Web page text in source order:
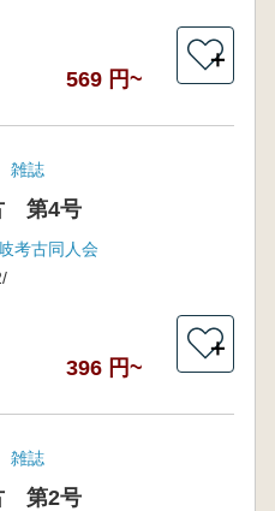
569 円~
＋
雑誌
第4号
考古同人会
396 円~
＋
雑誌
第2号